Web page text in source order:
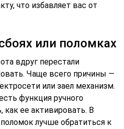
что избавляет вас от
или поломках
вдруг перестали
Чаще всего причины —
или заел механизм.
функция ручного
ее активировать. В
лучше обратиться к